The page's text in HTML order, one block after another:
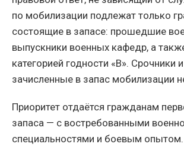
по мобилизации подлежат только
состоящие в запасе: прошедшие
выпускники военных кафедр, а
категорией годности «В». Срочники
зачисленные в запас мобилизации
Приоритет отдаётся гражданам
запаса — с востребованными
специальностями и боевым опытом.